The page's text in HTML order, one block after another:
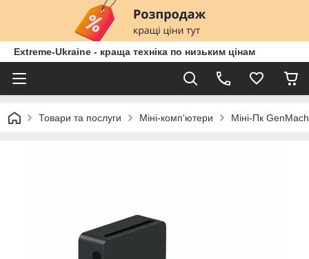
Extreme-Ukraine - краща техніка по низьким цінам
Товари та послуги Міні-комп'ютери Міні-Пк